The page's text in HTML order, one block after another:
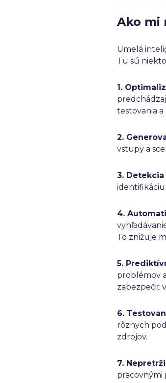
Ako mi
Umelá
Tu sú
1.
testovania
2.
vstupy a
3.
4.
To znižuje
5.
problémov
zabezpečiť
6.
rôznych
zdrojov.
7.
pracovnými